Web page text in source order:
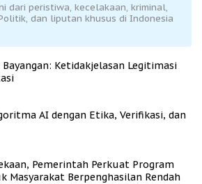
dari peristiwa, kecelakaan, kriminal,
dan liputan khusus di Indonesia
Ketidakjelasan Legitimasi
AI dengan Etika, Verifikasi, dan
Pemerintah Perkuat Program
Masyarakat Berpenghasilan Rendah